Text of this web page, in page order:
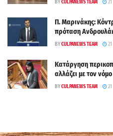
BYCULPANEWS TEAM
Π. Μαρινάκης:
πρόταση
BYCULPANEWS TEAM
Κατάργηση
αλλάζει με τον
BYCULPANEWS TEAM